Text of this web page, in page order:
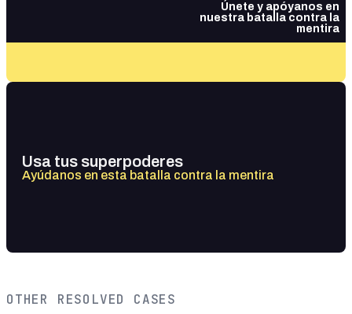
Únete y apóyanos en
nuestra batalla contra la
mentira
Usa tus superpoderes
Ayúdanos en esta batalla contra la mentira
OTHER RESOLVED CASES